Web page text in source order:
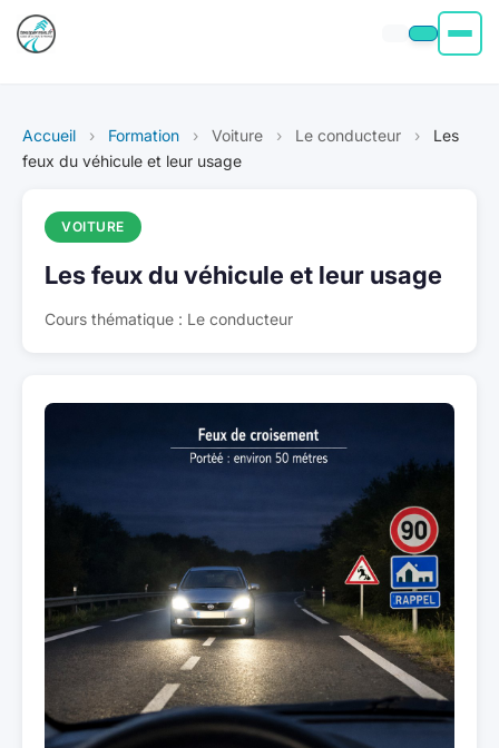
Permis voiture
Permis Bateau
Poids Lourd
Accueil › Formation › Voiture › Le conducteur ›
Les
feux du véhicule et leur usage
VOITURE
Les feux du véhicule et leur usage
Cours thématique : Le conducteur